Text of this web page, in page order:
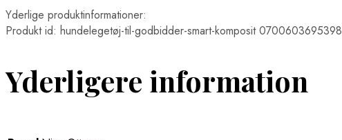
Yderlige produktinformationer:
Produkt id: hundelegetøj-til-godbidder-smart-komposit 0700603695398
Yderligere information